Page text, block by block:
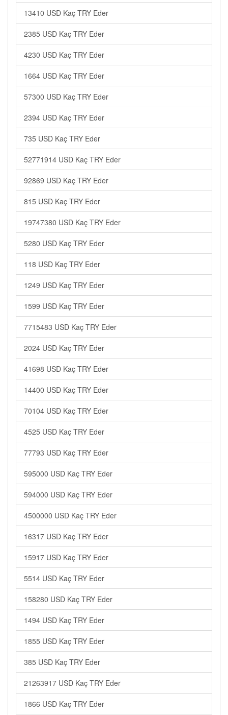
13410 USD Kaç TRY Eder
2385 USD Kaç TRY Eder
4230 USD Kaç TRY Eder
1664 USD Kaç TRY Eder
57300 USD Kaç TRY Eder
2394 USD Kaç TRY Eder
735 USD Kaç TRY Eder
52771914 USD Kaç TRY Eder
92869 USD Kaç TRY Eder
815 USD Kaç TRY Eder
19747380 USD Kaç TRY Eder
5280 USD Kaç TRY Eder
118 USD Kaç TRY Eder
1249 USD Kaç TRY Eder
1599 USD Kaç TRY Eder
7715483 USD Kaç TRY Eder
2024 USD Kaç TRY Eder
41698 USD Kaç TRY Eder
14400 USD Kaç TRY Eder
70104 USD Kaç TRY Eder
4525 USD Kaç TRY Eder
77793 USD Kaç TRY Eder
595000 USD Kaç TRY Eder
594000 USD Kaç TRY Eder
4500000 USD Kaç TRY Eder
16317 USD Kaç TRY Eder
15917 USD Kaç TRY Eder
5514 USD Kaç TRY Eder
158280 USD Kaç TRY Eder
1494 USD Kaç TRY Eder
1855 USD Kaç TRY Eder
385 USD Kaç TRY Eder
21263917 USD Kaç TRY Eder
1866 USD Kaç TRY Eder